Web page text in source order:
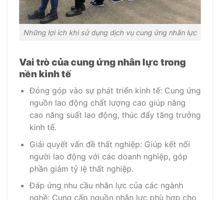
Những lợi ích khi sử dụng dịch vụ cung ứng nhân lực
Vai trò của cung ứng nhân lực trong
nền kinh tế
Đóng góp vào sự phát triển kinh tế: Cung ứng
nguồn lao động chất lượng cao giúp nâng
cao năng suất lao động, thúc đẩy tăng trưởng
kinh tế.
Giải quyết vấn đề thất nghiệp: Giúp kết nối
người lao động với các doanh nghiệp, góp
phần giảm tỷ lệ thất nghiệp.
Đáp ứng nhu cầu nhân lực của các ngành
nghề: Cung cấp nguồn nhân lực phù hợp cho